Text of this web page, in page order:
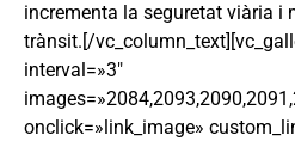
incrementa la seguretat viària i
trànsit.[/
interval=»3″
onclick=»link_image»